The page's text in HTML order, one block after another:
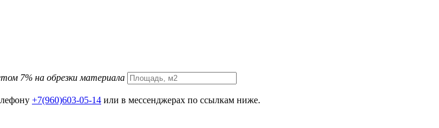
7% на обрезки материала
+7(960)603-05-14 или в мессенджерах по ссылкам ниже.